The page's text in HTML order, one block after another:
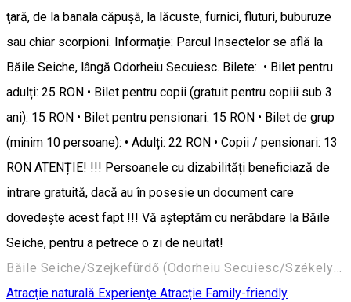
ţară, de la banala căpuşă, la lăcuste, furnici, fluturi, buburuze
sau chiar scorpioni. Informație: Parcul Insectelor se află la
Băile Seiche, lângă Odorheiu Secuiesc. Bilete: • Bilet pentru
adulți: 25 RON • Bilet pentru copii (gratuit pentru copiii sub 3
ani): 15 RON • Bilet pentru pensionari: 15 RON • Bilet de grup
(minim 10 persoane): • Adulți: 22 RON • Copii / pensionari: 13
RON ATENȚIE! !!! Persoanele cu dizabilități beneficiază de
intrare gratuită, dacă au în posesie un document care
dovedește acest fapt !!! Vă așteptăm cu nerăbdare la Băile
Seiche, pentru a petrece o zi de neuitat!
Băile Seiche/Szejkefürdő (Odorheiu Secuiesc/Székelyudvarhely) 535600, Romania
Atracție naturală Experienţe Atracție Family-friendly